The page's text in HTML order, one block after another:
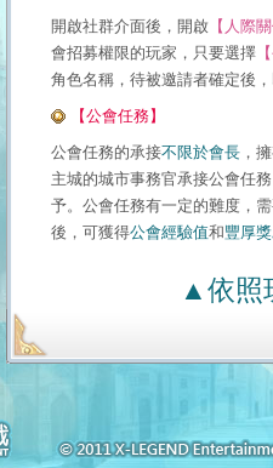
開啟社群介面後，開啟 【人際
會招募權限的玩家，只要選擇
角色名稱，待被邀請者確定後
【公會任務】
公會任務的承接不限於會長 ，
主城的城市事務官承接公會任
予。公會任務有一定的難度，
後，可獲得公會經驗值和豐厚
▲依照